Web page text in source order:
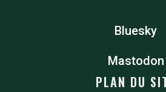
Bluesky
Mastodon
PLAN DU